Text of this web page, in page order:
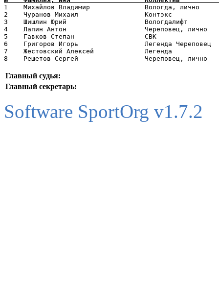
1    Михайлов Владимир              Вологда,
2    Чуранов Михаил                 Контэкс
3    Шишлин Юрий                    Вологдалифт
4    Лапин Антон                    Череповец,
5    Гавков Степан                  СВК
6    Григоров Игорь                 Легенда
7    Жестовский Алексей             Легенда
Главный судья:
Главный секретарь:
Software SportOrg v1.7.2